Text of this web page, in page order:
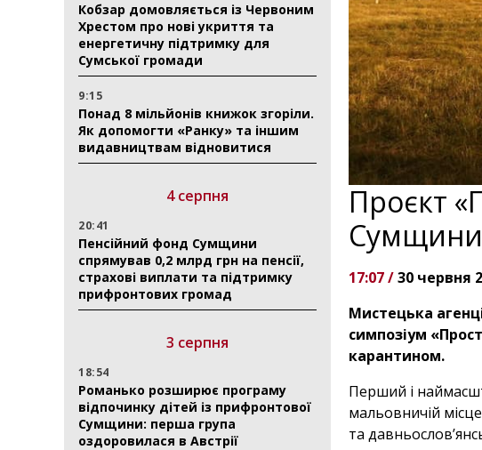
Кобзар домовляється із Червоним
Хрестом про нові укриття та
енергетичну підтримку для
Сумської громади
9:15
Понад 8 мільйонів книжок згоріли.
Як допомогти «Ранку» та іншим
видавництвам відновитися
4 серпня
20:41
Пенсійний фонд Сумщини
спрямував 0,2 млрд грн на пенсії,
страхові виплати та підтримку
прифронтових громад
3 серпня
18:54
Романько розширює програму
відпочинку дітей із прифронтової
Сумщини: перша група
оздоровилася в Австрії
Проєкт
Сумщини
17:07 /30 червня
Мистецька
симпозіум
карантином.
Перший і
мальовничій
та